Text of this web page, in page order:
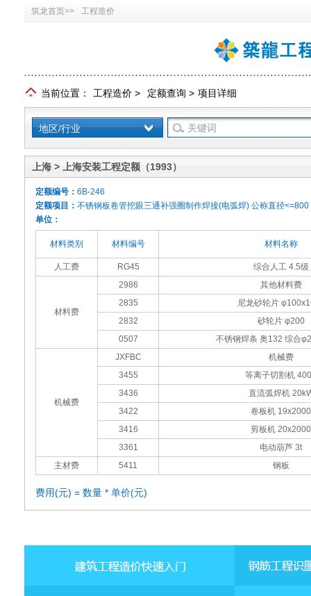
筑龙首页>> 工程造价
当前位置： 工程造价 > 定额查询 > 项目详细
地区/行业
上海 > 上海安装工程定额（1993）
定额编号： 6B-246
定额项目： 不锈钢板卷管挖眼三通补强圈制作焊接(电弧焊) 公称直径<=800
单位：
材料类别 材料编号 材料名称
人工费 RG45 综合人工 4.5级
材料费
2986
其他材料费
2835
尼龙砂轮片
2832
砂轮片 φ200
0507
不锈钢焊条 奥132 综合
机械费
JXFBC
机械费
3455
等离子切割机
3436
直流弧焊机
3422
卷板机 19x2000
3416
剪板机 20x2000
3361
电动葫芦 3t
主材费
5411 钢板
费用(元) = 数量 * 单价(元)